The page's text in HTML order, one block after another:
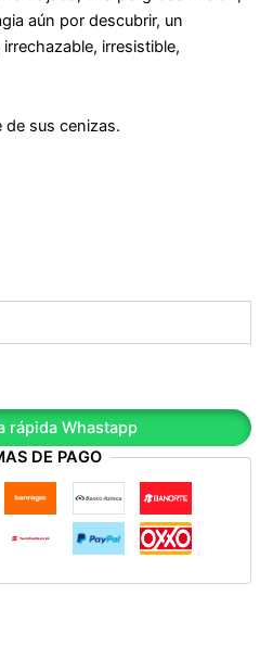
aún por descubrir, un
irresistible,
de sus cenizas.
rápida Whastapp
DE PAGO